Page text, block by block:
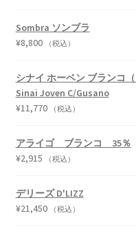
Sombra ソンブラ
¥8,800 （税込）
シナイ ホーベン ブランコ
Sinai Joven C/Gusano
¥11,770 （税込）
アライゴ ブランコ 35％
¥2,915 （税込）
デリーズ D'LIZZ
¥21,450 （税込）